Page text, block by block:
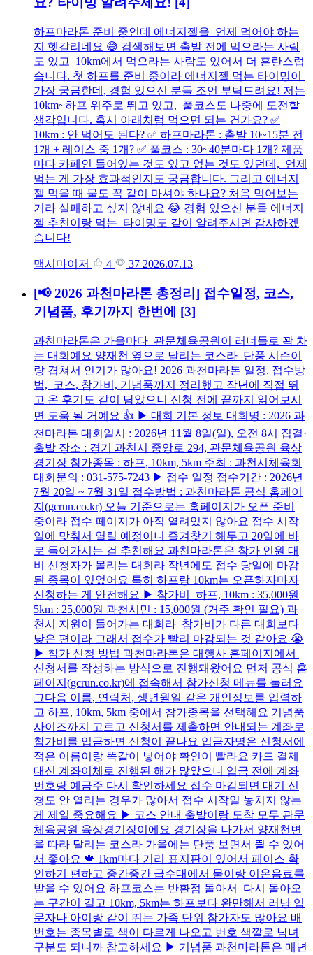
하프마라톤 준비 중인데 에너지젤을 언제 먹어야 하는
지 헷갈리네요 😅 검색해보면 출발 전에 먹으라는 사람
도 있고 10km에서 먹으라는 사람도 있어서 더 혼란스럽
습니다. 첫 하프를 준비 중이라 에너지젤 먹는 타이밍이
가장 궁금한데, 경험 있으신 분들 조언 부탁드려요! 저는
10km~하프 위주로 뛰고 있고, 풀코스도 나중에 도전할
생각입니다. 혹시 아래처럼 먹으면 되는 건가요? ✅
10km : 안 먹어도 된다? ✅ 하프마라톤 : 출발 10~15분 전
1개 + 레이스 중 1개? ✅ 풀코스 : 30~40분마다 1개? 제품
마다 카페인 들어있는 것도 있고 없는 것도 있던데, 언제
먹는 게 가장 효과적인지도 궁금합니다. 그리고 에너지
젤 먹을 때 물도 꼭 같이 마셔야 하나요? 처음 먹어보는
거라 실패하고 싶지 않네요 😂 경험 있으신 분들 에너지
젤 추천이랑 먹는 타이밍도 같이 알려주시면 감사하겠
습니다!
맥시마이저 4 37 2026.07.13
[📢 2026 과천마라톤 총정리] 접수일정, 코스,
기념품, 후기까지 한번에 [3]
과천마라톤은 가을마다 관문체육공원이 러너들로 꽉 차
는 대회예요 양재천 옆으로 달리는 코스라 단풍 시즌이
랑 겹쳐서 인기가 많아요! 2026 과천마라톤 일정, 접수방
법, 코스, 참가비, 기념품까지 정리했고 작년에 직접 뛰
고 온 후기도 같이 담았으니 신청 전에 끝까지 읽어보시
면 도움 될 거예요 👍 ▶ 대회 기본 정보 대회명 : 2026 과
천마라톤 대회일시 : 2026년 11월 8일(일), 오전 8시 집결·
출발 장소 : 경기 과천시 중앙로 294, 관문체육공원 육상
경기장 참가종목 : 하프, 10km, 5km 주최 : 과천시체육회
대회문의 : 031-575-7243 ▶ 접수 일정 접수기간 : 2026년
7월 20일 ~ 7월 31일 접수방법 : 과천마라톤 공식 홈페이
지(gcrun.co.kr) 오늘 기준으로는 홈페이지가 오픈 준비
중이라 접수 페이지가 아직 열려있지 않아요 접수 시작
일에 맞춰서 열릴 예정이니 즐겨찾기 해두고 20일에 바
로 들어가시는 걸 추천해요 과천마라톤은 참가 인원 대
비 신청자가 몰리는 대회라 작년에도 접수 당일에 마감
된 종목이 있었어요 특히 하프랑 10km는 오픈하자마자
신청하는 게 안전해요 ▶ 참가비 하프, 10km : 35,000원
5km : 25,000원 과천시민 : 15,000원 (거주 확인 필요) 과
천시 지원이 들어가는 대회라 참가비가 다른 대회보다
낮은 편이라 그래서 접수가 빨리 마감되는 것 같아요 😭
▶ 참가 신청 방법 과천마라톤은 대행사 홈페이지에서
신청서를 작성하는 방식으로 진행돼왔어요 먼저 공식 홈
페이지(gcrun.co.kr)에 접속해서 참가신청 메뉴를 눌러요
그다음 이름, 연락처, 생년월일 같은 개인정보를 입력하
고 하프, 10km, 5km 중에서 참가종목을 선택해요 기념품
사이즈까지 고르고 신청서를 제출하면 안내되는 계좌로
참가비를 입금하면 신청이 끝나요 입금자명은 신청서에
적은 이름이랑 똑같이 넣어야 확인이 빨라요 카드 결제
대신 계좌이체로 진행된 해가 많았으니 입금 전에 계좌
번호랑 예금주 다시 확인하세요 접수 마감되면 대기 신
청도 안 열리는 경우가 많아서 접수 시작일 놓치지 않는
게 제일 중요해요 ▶ 코스 안내 출발이랑 도착 모두 관문
체육공원 육상경기장이에요 경기장을 나가서 양재천변
을 따라 달리는 코스라 가을에는 단풍 보면서 뛸 수 있어
서 좋아요 🍁 1km마다 거리 표지판이 있어서 페이스 확
인하기 편하고 중간중간 급수대에서 물이랑 이온음료를
받을 수 있어요 하프코스는 반환점 돌아서 다시 돌아오
는 구간이 길고 10km, 5km는 하프보다 완만해서 러닝 입
문자나 아이랑 같이 뛰는 가족 단위 참가자도 많아요 배
번호는 종목별로 색이 다르게 나오고 번호 색깔로 남녀
구분도 되니까 참고하세요 ▶ 기념품 과천마라톤은 매년